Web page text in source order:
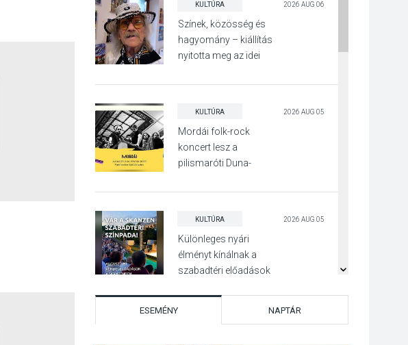
KULTÚRA 2026 AUG 06
Színek, közösség és
hagyomány – kiállítás
nyitotta meg az idei
KULTÚRA 2026 AUG 05
Mordái folk-rock
koncert lesz a
pilismaróti Duna-
KULTÚRA 2026 AUG 05
Különleges nyári
élményt kínálnak a
szabadtéri előadások
KÖZÉLET 2026 AUG 05
ESEMÉNY NAPTÁR